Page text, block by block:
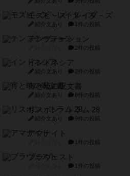
モズビ－ズ・レイダ－ズ
紹介文あり 1件の投稿
テンプテーション
2件の投稿
インドネシア
紹介文あり 2件の投稿
宵と暁の呪文書
紹介文あり 8件の投稿
リスボン・トラム 28
紹介文あり 9件の投稿
アマナイト
1件の投稿
ブラヴェスト
1件の投稿